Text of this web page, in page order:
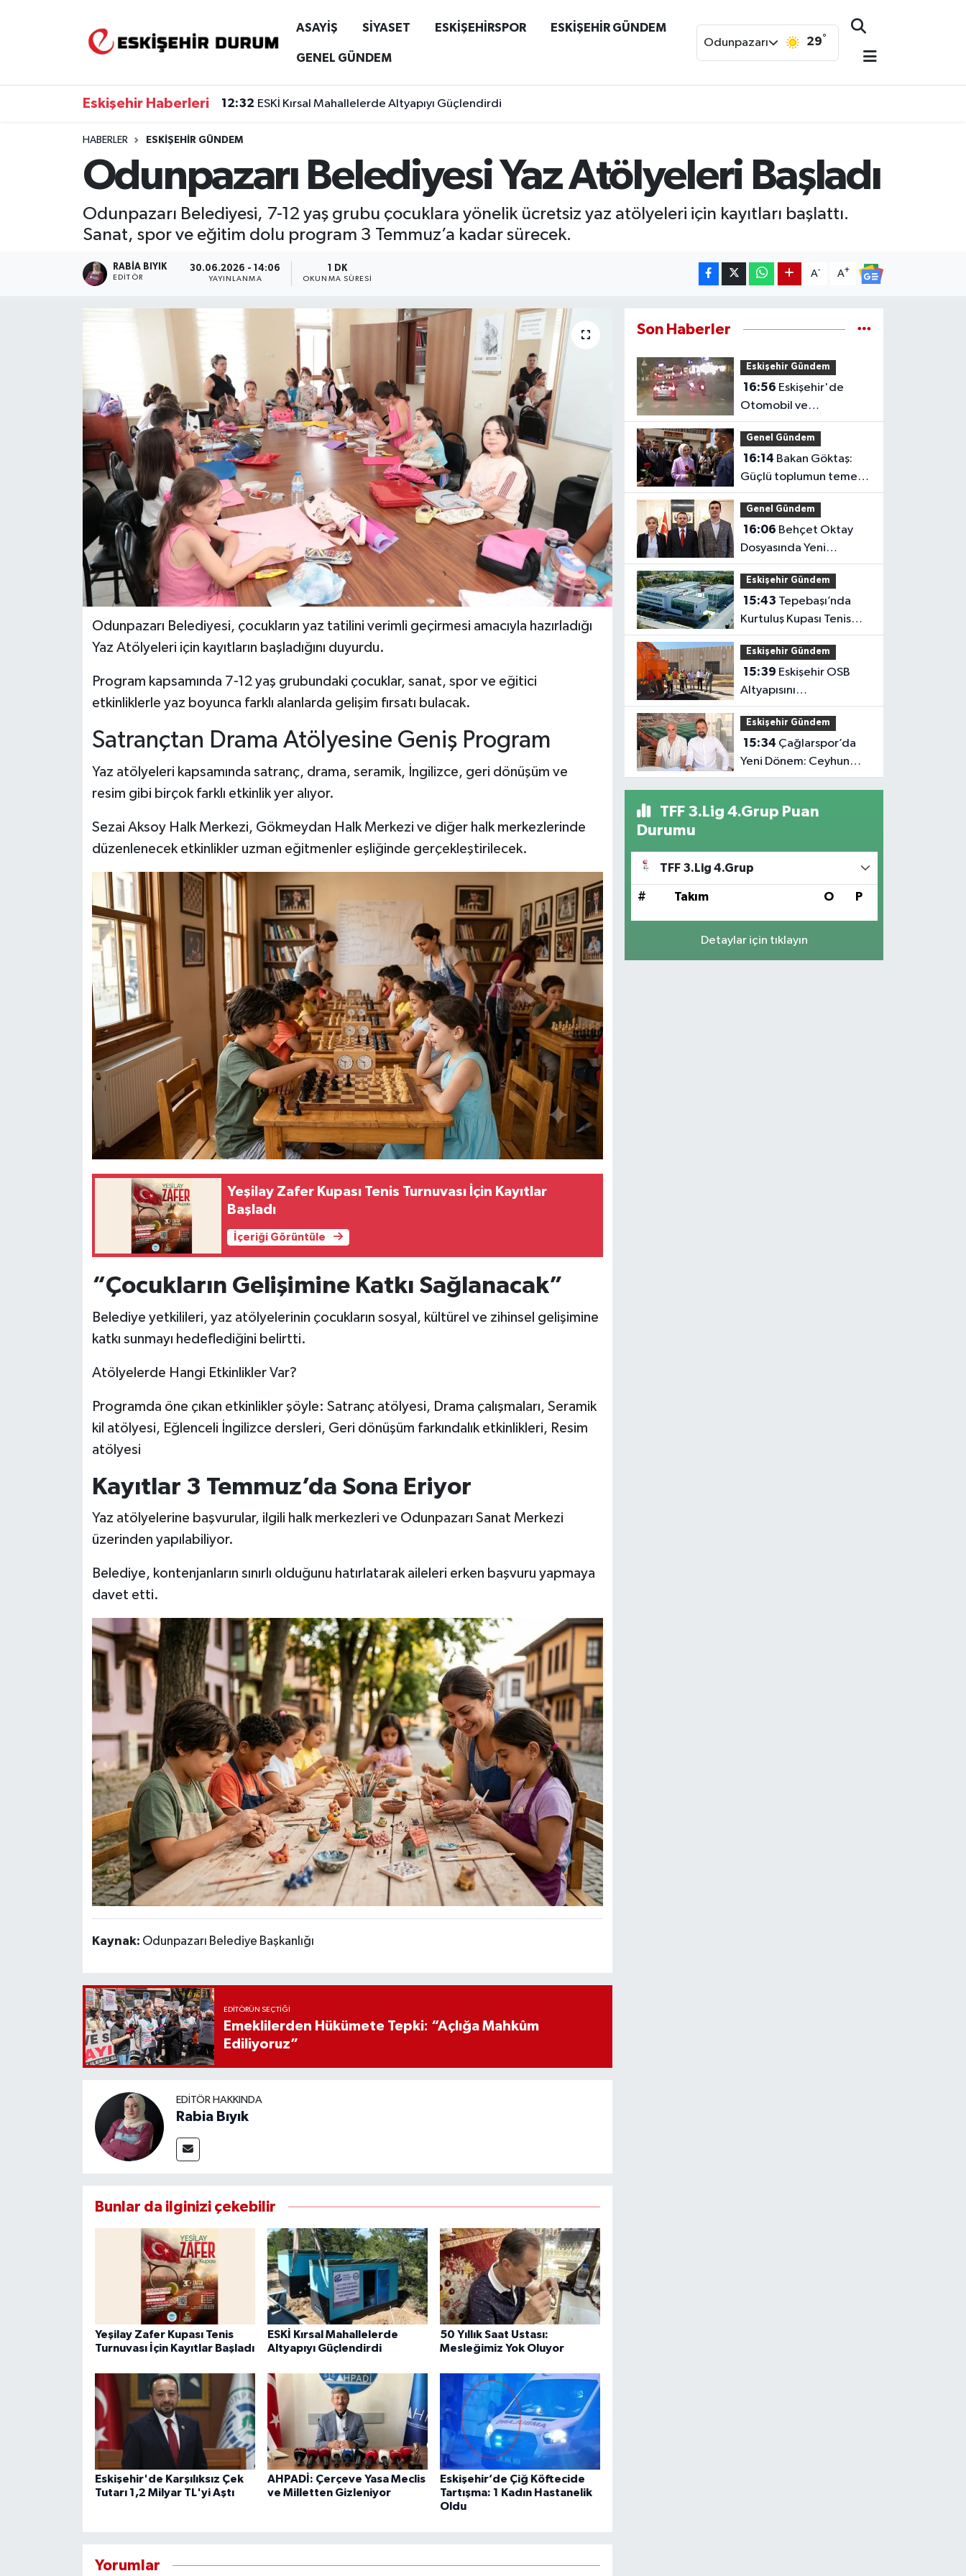
ASAYİŞ SİYASET ESKİŞEHİRSPOR ESKİŞEHİR GÜNDEM
GENEL GÜNDEM
Odunpazarı 29°
Eskişehir Haberleri 12:32 ESKİ Kırsal Mahallelerde Altyapıyı Güçlendirdi
HABERLER ESKIŞEHIR GÜNDEM
Odunpazarı Belediyesi Yaz Atölyeleri Başladı
Odunpazarı Belediyesi, 7-12 yaş grubu çocuklara yönelik ücretsiz yaz atölyeleri için kayıtları başlattı.
Sanat, spor ve eğitim dolu program 3 Temmuz’a kadar sürecek.
RABIA BIYIK
EDITÖR
30.06.2026 - 14:06
YAYINLANMA
1 DK
OKUNMA SÜRESI
A- A+
Odunpazarı Belediyesi, çocukların yaz tatilini verimli geçirmesi amacıyla hazırladığı
Yaz Atölyeleri için kayıtların başladığını duyurdu.
Program kapsamında 7-12 yaş grubundaki çocuklar, sanat, spor ve eğitici
etkinliklerle yaz boyunca farklı alanlarda gelişim fırsatı bulacak.
Satrançtan Drama Atölyesine Geniş Program
Yaz atölyeleri kapsamında satranç, drama, seramik, İngilizce, geri dönüşüm ve
resim gibi birçok farklı etkinlik yer alıyor.
Sezai Aksoy Halk Merkezi, Gökmeydan Halk Merkezi ve diğer halk merkezlerinde
düzenlenecek etkinlikler uzman eğitmenler eşliğinde gerçekleştirilecek.
Yeşilay Zafer Kupası Tenis Turnuvası İçin Kayıtlar
Başladı
İçeriği Görüntüle
“Çocukların Gelişimine Katkı Sağlanacak”
Belediye yetkilileri, yaz atölyelerinin çocukların sosyal, kültürel ve zihinsel gelişimine
katkı sunmayı hedeflediğini belirtti.
Atölyelerde Hangi Etkinlikler Var?
Programda öne çıkan etkinlikler şöyle: Satranç atölyesi, Drama çalışmaları, Seramik
kil atölyesi, Eğlenceli İngilizce dersleri, Geri dönüşüm farkındalık etkinlikleri, Resim
atölyesi
Kayıtlar 3 Temmuz’da Sona Eriyor
Yaz atölyelerine başvurular, ilgili halk merkezleri ve Odunpazarı Sanat Merkezi
üzerinden yapılabiliyor.
Belediye, kontenjanların sınırlı olduğunu hatırlatarak aileleri erken başvuru yapmaya
davet etti.
Kaynak: Odunpazarı Belediye Başkanlığı
EDITÖRÜN SEÇTIĞI
Emeklilerden Hükümete Tepki: “Açlığa Mahkûm
Ediliyoruz”
EDITÖR HAKKINDA
Rabia Bıyık
Bunlar da ilginizi çekebilir
Yeşilay Zafer Kupası Tenis
Turnuvası İçin Kayıtlar Başladı
ESKİ Kırsal Mahallelerde
Altyapıyı Güçlendirdi
50 Yıllık Saat Ustası:
Mesleğimiz Yok Oluyor
Eskişehir'de Karşılıksız Çek
Tutarı 1,2 Milyar TL'yi Aştı
AHPADİ: Çerçeve Yasa Meclis
ve Milletten Gizleniyor
Eskişehir’de Çiğ Köftecide
Tartışma: 1 Kadın Hastanelik
Oldu
Yorumlar
Son Haberler
Eskişehir Gündem
16:56
Otomobil ve
Motosikletlerin Tehlikeli
Yarışı Kamerada
Genel Gündem
16:14
Güçlü toplumun temeli
güçlü ailedir
Genel Gündem
16:06
Dosyasında Yeni
Açıklama: Karanlık
Kalmayacak
Eskişehir Gündem
15:43
Kurtuluş Kupası Tenis
Heyecanı Başlıyor
Eskişehir Gündem
15:39
Altyapısını
Güçlendirmeye Devam
Ediyor
Eskişehir Gündem
15:34
Yeni Dönem: Ceyhun
Ceylan Göreve Başladı
TFF 3.Lig 4.Grup Puan
Durumu
TFF 3.Lig 4.Grup
# Takım O P
Detaylar için tıklayın
Eskişehir Nöbetçi Eczaneler
Eskişehir Trafik Yoğunluk Haritası
Süper Lig Puan Durumu ve Fikstür
Tüm Manşetler
Son Dakika Haberleri